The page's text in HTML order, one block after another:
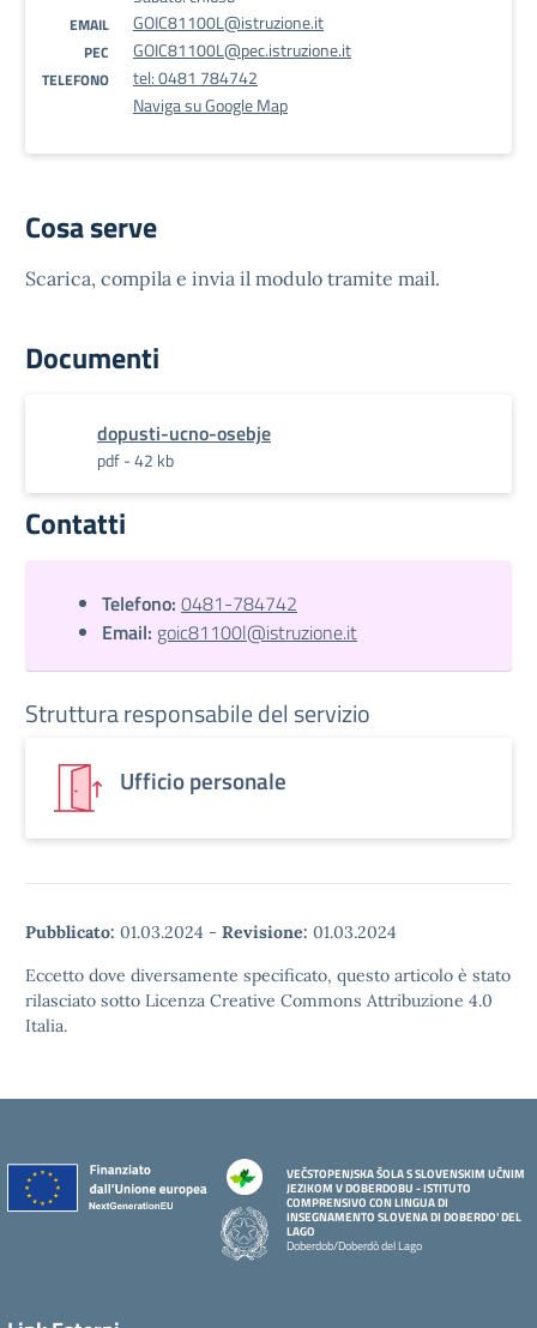
EMAIL GOIC81100L@istruzione.it
PEC GOIC81100L@pec.istruzione.it
TELEFONO
tel: 0481 784742
Naviga su Google Map
Cosa serve
Scarica, compila e invia il modulo tramite mail.
Documenti
dopusti-ucno-osebje
pdf - 42 kb
Contatti
Telefono: 0481-784742
Email: goic81100l@istruzione.it
Struttura responsabile del servizio
Ufficio personale
Pubblicato: 01.03.2024 - Revisione: 01.03.2024
Eccetto dove diversamente specificato, questo articolo è stato
rilasciato sotto Licenza Creative Commons Attribuzione 4.0
Italia.
VEČSTOPENJSKA ŠOLA S SLOVENSKIM UČNIM
JEZIKOM V DOBERDOBU - ISTITUTO
COMPRENSIVO CON LINGUA DI
INSEGNAMENTO SLOVENA DI DOBERDO' DEL
LAGO
Doberdob/Doberdò del Lago